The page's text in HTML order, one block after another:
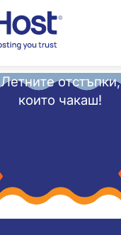
Летните отстъпки,
които чакаш!